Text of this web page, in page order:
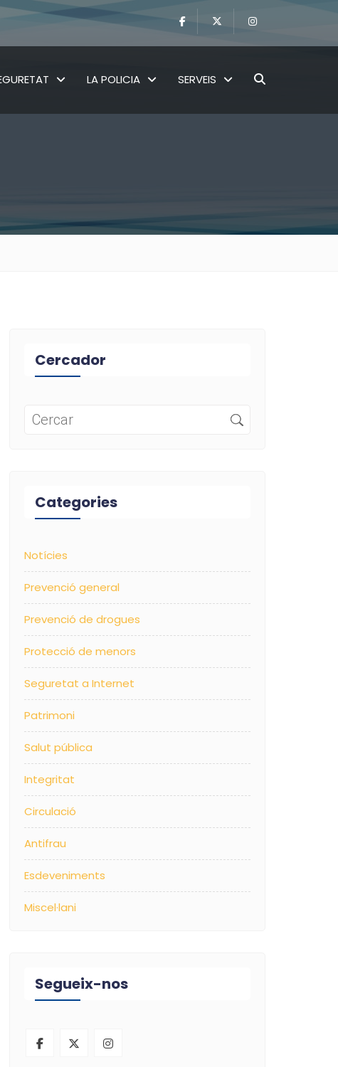
LA POLICIA SERVEIS
Cercador
Categories
Notícies
Prevenció general
Prevenció de drogues
Protecció de menors
Seguretat a Internet
Patrimoni
Salut pública
Integritat
Circulació
Antifrau
Esdeveniments
Miscel·lani
Segueix-nos